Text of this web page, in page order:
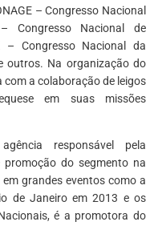
– Congresso Nacional
Congresso Nacional de
– Congresso Nacional da
outros. Na organização do
a colaboração de leigos
em suas missões
responsável pela
promoção do segmento na
grandes eventos como a
de Janeiro em 2013 e os
é a promotora do